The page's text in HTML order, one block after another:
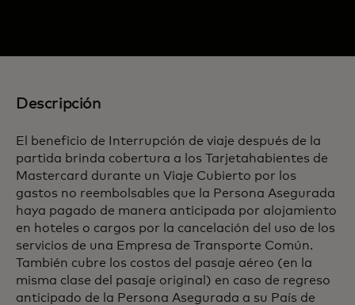
Descripción
El beneficio de Interrupción de viaje después de la
partida brinda cobertura a los Tarjetahabientes de
Mastercard durante un Viaje Cubierto por los
gastos no reembolsables que la Persona Asegurada
haya pagado de manera anticipada por alojamiento
en hoteles o cargos por la cancelación del uso de los
servicios de una Empresa de Transporte Común.
También cubre los costos del pasaje aéreo (en la
misma clase del pasaje original) en caso de regreso
anticipado de la Persona Asegurada a su País de